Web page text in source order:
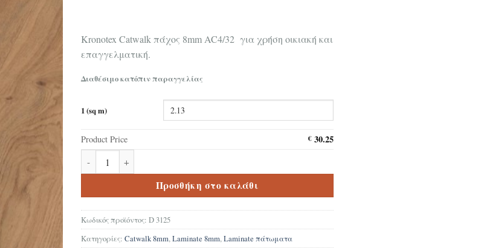
Kronotex Catwalk πάχος 8mm AC4/32 για χρήση οικιακή και
επαγγελματική.
Διαθέσιμο κατόπιν παραγγελίας
1 (sq m)
Product Price €30.25
Προσθήκη στο καλάθι
Κωδικός προϊόντος: D 3125
Κατηγορίες: Catwalk 8mm,Laminate 8mm,Laminate πάτωματα